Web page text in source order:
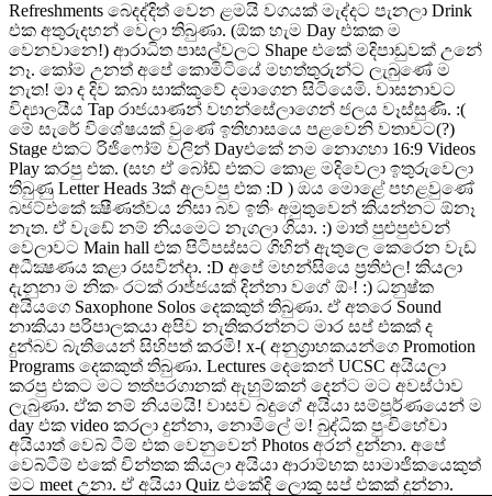
Refreshments බෙදද්දිත් වෙන ළමයි වගයක් මැද්දට පැනලා Drink
එක අතුරුදහන් වෙලා තිබුණා. (ඕක හැම Day එකක ම
වෙනවානෙ!) ආරාධිත පාසල්වලට Shape එකේ මදිපාඩුවක් උනේ
නෑ. කෝම උනත් අපේ කොමිටියේ මහත්තුරුන්ට ලැබුණේ ම
නැත! මා ද දිව කබා සාක්කුවේ දමාගෙන සිටියෙමි. වාසනාවට
විද්‍යාලයීය Tap රාජයාණන් වහන්සේලාගෙන් ජලය වෑස්සුණි. :(
මේ සැරේ විශේෂයක් වුණේ ඉතිහාසයෙ පළවෙනි වතාවට(?)
Stage එකට රිජිෆෝම් වලින් Dayඑකේ නම නොගහා 16:9 Videos
Play කරපු එක. (සහ ඒ බෝඩ් එකට කොළ මදිවෙලා ඉතුරුවෙලා
තිබුණු Letter Heads 3ක් අලවපු එක :D ) ඔය මොළේ පහළවුණේ
බජට්එකේ ක්‍ෂීණත්වය නිසා බව ඉතිං අමුතුවෙන් කියන්නට ඕනෑ
නැත. ඒ වැඩේ නම් නියමෙට නැගලා ගියා. :) මාත් පුළුපුළුවන්
වෙලාවට Main hall එක පිටිපස්සට ගිහින් ඇතුලෙ කෙරෙන වැඩ
අධීක්‍ෂණය කළා රසවින්දා. :D අපේ මහන්සියෙ ප්‍රතිඵල! කියලා
දැනුනා ම නිකං රටක් රාජ්ජයක් දින්නා වගේ ඕං! :) ධනුෂ්ක
අයියගෙ Saxophone Solos දෙකකුත් තිබුණා. ඒ අතරෙ Sound
නාකියා පරිපාලකයා අපිව නැතිකරන්නට මාර සප් එකක් ද
දුන්බව බැතියෙන් සිහිපත් කරමි! x-( අනුග්‍රාහකයන්ගෙ Promotion
Programs දෙකකුත් තිබුණා. Lectures දෙකෙන් UCSC අයියලා
කරපු එකට මට තත්පරගානක් ඇහුම්කන් දෙන්ට මට අවස්ථාව
ලැබුණා. ඒක නම් නියමයි! වාසව බදුගේ අයියා සම්පූර්ණයෙන් ම
day එක video කරලා දුන්නා, නොමිලේ ම! බුද්ධික පුංචිහේවා
අයියාත් වෙබ් ටීම් එක වෙනුවෙන් Photos අරන් දුන්නා. අපේ
වෙබ්ටීම් එකේ චින්තක කියලා අයියා ආරාම්භක සාමාජිකයෙකුත්
මට meet උනා. ඒ අයියා Quiz එකේදි ලොකු සප් එකක් දුන්නා.